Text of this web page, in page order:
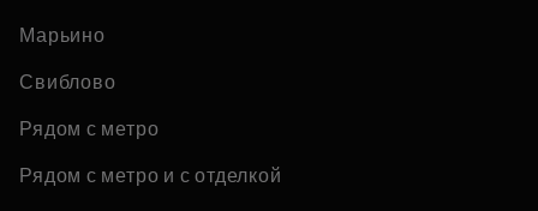
Марьино
Свиблово
Рядом с метро
Рядом с метро и с отделкой